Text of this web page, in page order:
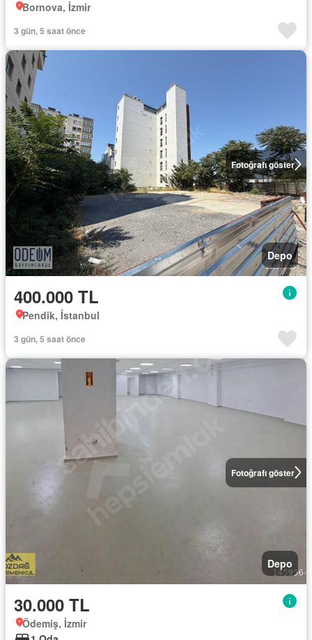
Bornova, İzmir
3 gün, 5 saat önce
Fotoğrafı göster
Depo
400.000 TL
Pendik, İstanbul
3 gün, 5 saat önce
Fotoğrafı göster
Depo
30.000 TL
Ödemiş, İzmir